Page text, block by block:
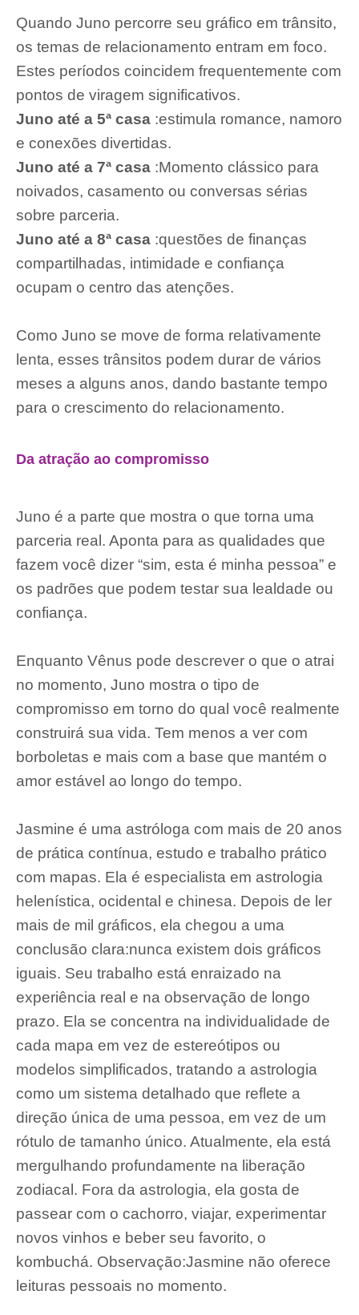
Quando Juno percorre seu gráfico em trânsito,
os temas de relacionamento entram em foco.
Estes períodos coincidem frequentemente com
pontos de viragem significativos.
Juno até a 5ª casa :estimula romance, namoro
e conexões divertidas.
Juno até a 7ª casa :Momento clássico para
noivados, casamento ou conversas sérias
sobre parceria.
Juno até a 8ª casa :questões de finanças
compartilhadas, intimidade e confiança
ocupam o centro das atenções.
Como Juno se move de forma relativamente
lenta, esses trânsitos podem durar de vários
meses a alguns anos, dando bastante tempo
para o crescimento do relacionamento.
Da atração ao compromisso
Juno é a parte que mostra o que torna uma
parceria real. Aponta para as qualidades que
fazem você dizer “sim, esta é minha pessoa” e
os padrões que podem testar sua lealdade ou
confiança.
Enquanto Vênus pode descrever o que o atrai
no momento, Juno mostra o tipo de
compromisso em torno do qual você realmente
construirá sua vida. Tem menos a ver com
borboletas e mais com a base que mantém o
amor estável ao longo do tempo.
Jasmine é uma astróloga com mais de 20 anos
de prática contínua, estudo e trabalho prático
com mapas. Ela é especialista em astrologia
helenística, ocidental e chinesa. Depois de ler
mais de mil gráficos, ela chegou a uma
conclusão clara:nunca existem dois gráficos
iguais. Seu trabalho está enraizado na
experiência real e na observação de longo
prazo. Ela se concentra na individualidade de
cada mapa em vez de estereótipos ou
modelos simplificados, tratando a astrologia
como um sistema detalhado que reflete a
direção única de uma pessoa, em vez de um
rótulo de tamanho único. Atualmente, ela está
mergulhando profundamente na liberação
zodiacal. Fora da astrologia, ela gosta de
passear com o cachorro, viajar, experimentar
novos vinhos e beber seu favorito, o
kombuchá. Observação:Jasmine não oferece
leituras pessoais no momento.